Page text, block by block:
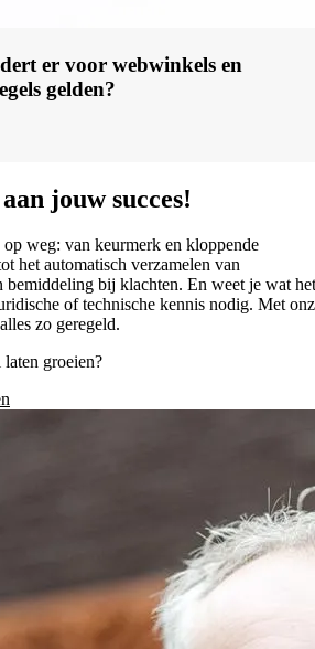
er voor webwinkels en
gelden?
jouw succes!
weg: van keurmerk en kloppende
het automatisch verzamelen van
bemiddeling bij klachten. En weet je wat het
of technische kennis nodig. Met
zo geregeld.
groeien?